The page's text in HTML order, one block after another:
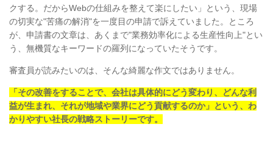
クする。だからWebの仕組みを整えて楽にしたい」という、現場
の切実な"苦痛の解消"を一度目の申請で訴えていました。ところ
が、申請書の文章は、あくまで"業務効率化による生産性向上"とい
う、無機質なキーワードの羅列になっていたそうです。
審査員が読みたいのは、そんな綺麗な作文ではありません。
「その改善をすることで、会社は具体的にどう変わり、どんな利
益が生まれ、それが地域や業界にどう貢献するのか」という、わ
かりやすい社長の戦略ストーリーです。